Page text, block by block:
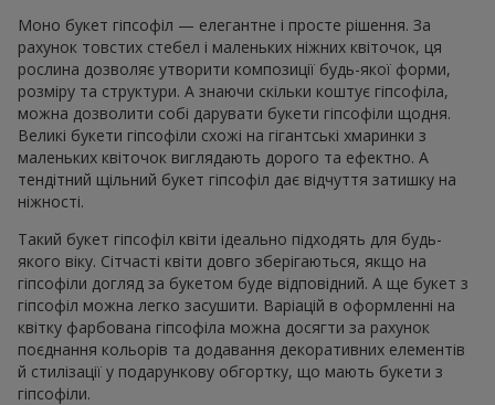
Моно букет гіпсофіл — елегантне і просте рішення. За
рахунок товстих стебел і маленьких ніжних квіточок, ця
рослина дозволяє утворити композиції будь-якої форми,
розміру та структури. А знаючи скільки коштує гіпсофіла,
можна дозволити собі дарувати букети гіпсофіли щодня.
Великі букети гіпсофіли схожі на гігантські хмаринки з
маленьких квіточок виглядають дорого та ефектно. А
тендітний щільний букет гіпсофіл дає відчуття затишку на
ніжності.
Такий букет гіпсофіл квіти ідеально підходять для будь-
якого віку. Сітчасті квіти довго зберігаються, якщо на
гіпсофіли догляд за букетом буде відповідний. А ще букет з
гіпсофіл можна легко засушити. Варіацій в оформленні на
квітку фарбована гіпсофіла можна досягти за рахунок
поєднання кольорів та додавання декоративних елементів
й стилізації у подарункову обгортку, що мають букети з
гіпсофіли.